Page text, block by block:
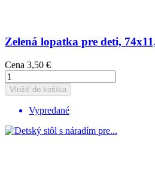
Zelená lopatka pre deti,
Cena 3,50 €
Vložiť do košíka
Vypredané